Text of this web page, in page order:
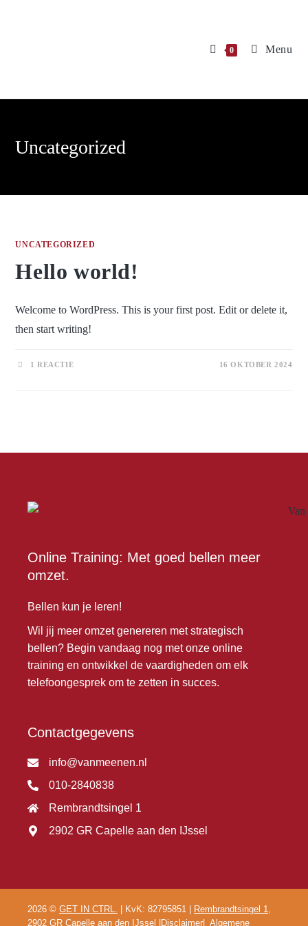
0 Menu
Uncategorized
UNCATEGORIZED
Hello world!
Welcome to WordPress. This is your first post. Edit or delete it,
then start writing!
1 REACTIE 16 OKTOBER 2024
Online Training: Met goed bellen meer
omzet.
Bellen kun je leren!
Wil jij meer omzet genereren met strategisch
bellen? Begin vandaag nog met onze online
training en ontwikkel de vaardigheden om elk
telefoongesprek om te zetten in succes.
Contactgegevens
info@vanmeenen.nl
010-2840838
Rembrandtsingel 1
2902 GR Capelle aan den IJssel
2026 © GET IN CTRL. | KvK: 82795851 |
Rembrandtsingel 1,
2902 GR Capelle aan den IJssel
Disclaimer
Algemene